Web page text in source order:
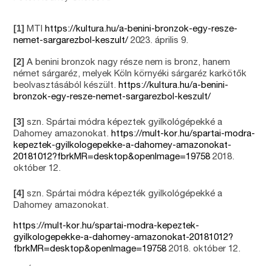
[1] MTI
https://kultura.hu/a-benini-bronzok-egy-resze-
nemet-sargarezbol-keszult/ 2023. április 9.
[2] A benini bronzok nagy része nem is bronz, hanem
német sárgaréz, melyek Köln környéki sárgaréz karkötők
beolvasztásából készült. https://kultura.hu/a-benini-
bronzok-egy-resze-nemet-sargarezbol-keszult/
[3]szn. Spártai módra képeztek gyilkológépekké a
Dahomey amazonokat. https://mult-kor.hu/spartai-modra-
kepeztek-gyilkologepekke-a-dahomey-amazonokat-
20181012?fbrkMR=desktop&openImage=19758 2018.
október 12.
[4]szn. Spártai módra képezték gyilkológépekké a
Dahomey amazonokat.
https://mult-kor.hu/spartai-modra-kepeztek-
gyilkologepekke-a-dahomey-amazonokat-20181012?
fbrkMR=desktop&openImage=19758 2018. október 12.